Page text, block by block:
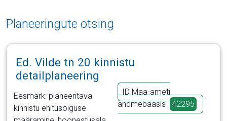
Planeeringute otsing
Ed. Vilde tn 20 kinnistu
detailplaneering
Eesmärk: planeeritava
kinnistu ehitusõiguse
ID Maa-ameti
andmebaasis 42295